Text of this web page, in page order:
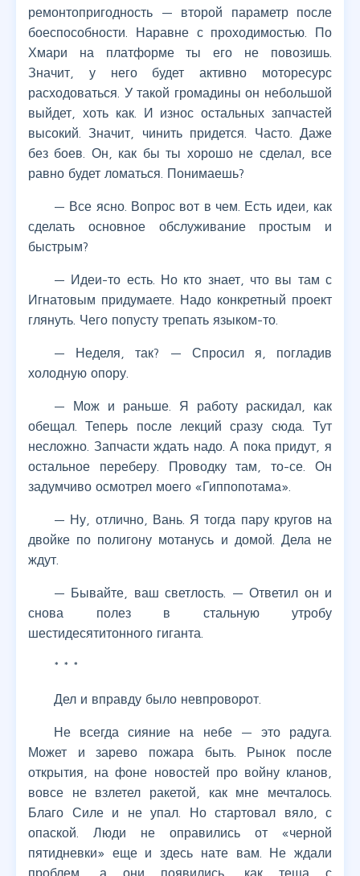
ремонтопригодность — второй параметр после
боеспособности. Наравне с проходимостью. По
Хмари на платформе ты его не повозишь.
Значит, у него будет активно моторесурс
расходоваться. У такой громадины он небольшой
выйдет, хоть как. И износ остальных запчастей
высокий. Значит, чинить придется. Часто. Даже
без боев. Он, как бы ты хорошо не сделал, все
равно будет ломаться. Понимаешь?
— Все ясно. Вопрос вот в чем. Есть идеи, как
сделать основное обслуживание простым и
быстрым?
— Идеи-то есть. Но кто знает, что вы там с
Игнатовым придумаете. Надо конкретный проект
глянуть. Чего попусту трепать языком-то.
— Неделя, так? — Спросил я, погладив
холодную опору.
— Мож и раньше. Я работу раскидал, как
обещал. Теперь после лекций сразу сюда. Тут
несложно. Запчасти ждать надо. А пока придут, я
остальное переберу. Проводку там, то-се. Он
задумчиво осмотрел моего «Гиппопотама».
— Ну, отлично, Вань. Я тогда пару кругов на
двойке по полигону мотанусь и домой. Дела не
ждут.
— Бывайте, ваш светлость. — Ответил он и
снова полез в стальную утробу
шестидесятитонного гиганта.
* * *
Дел и вправду было невпроворот.
Не всегда сияние на небе — это радуга.
Может и зарево пожара быть. Рынок после
открытия, на фоне новостей про войну кланов,
вовсе не взлетел ракетой, как мне мечталось.
Благо Силе и не упал. Но стартовал вяло, с
опаской. Люди не оправились от «черной
пятидневки» еще и здесь нате вам. Не ждали
проблем, а они появились, как теща с